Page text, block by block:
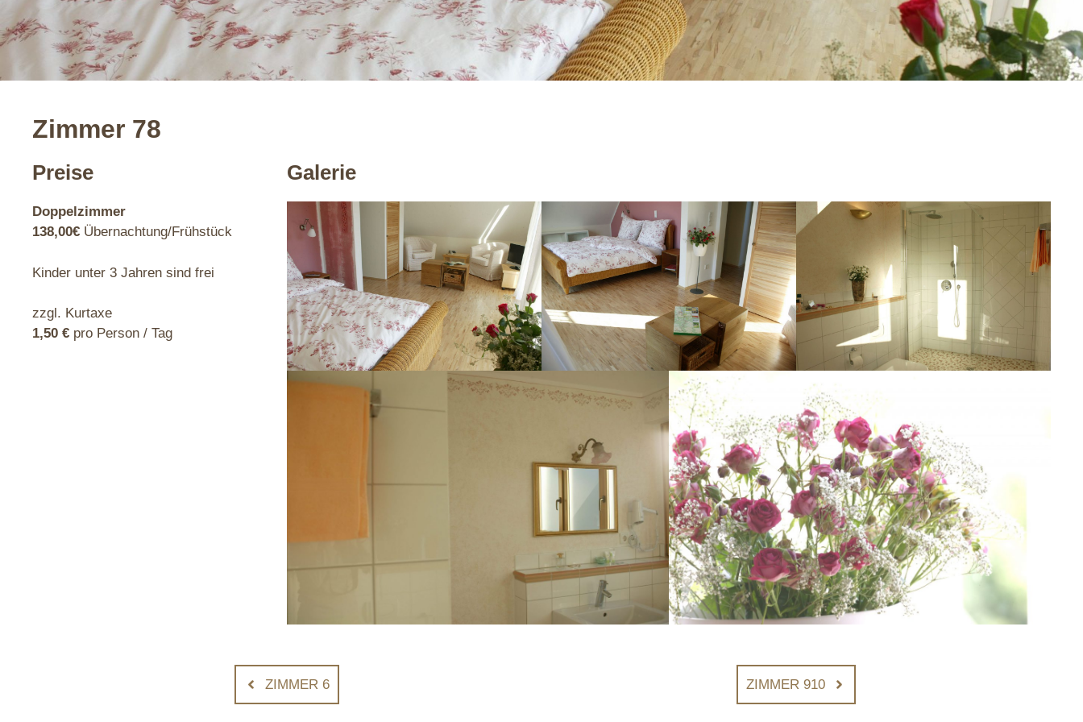
Zimmer 78
Preise
Doppelzimmer
138,00€ Übernachtung/Frühstück
Kinder unter 3 Jahren sind frei
zzgl. Kurtaxe
1,50 € pro Person / Tag
Galerie
ZIMMER 6 ZIMMER 910